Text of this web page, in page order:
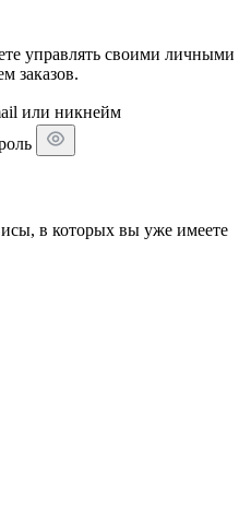
управлять своими личными
заказов.
или никнейм
в которых вы уже имеете